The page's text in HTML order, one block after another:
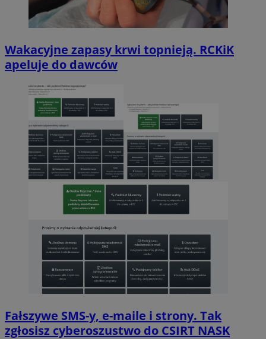
Wakacyjne zapasy krwi topnieją. RCKiK
apeluje do dawców
Fałszywe SMS-y, e-maile i strony. Tak
zgłosisz cyberoszustwo do CSIRT NASK